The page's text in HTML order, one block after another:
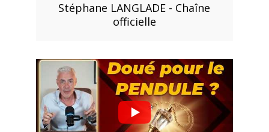
Stéphane LANGLADE - Chaîne
officielle